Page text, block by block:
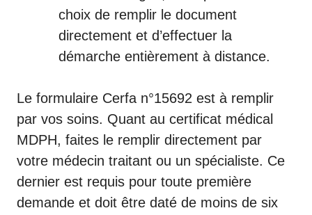
choix de remplir le document
directement et d’effectuer la
démarche entièrement à distance.
Le formulaire Cerfa n°15692 est à remplir
par vos soins. Quant au certificat médical
MDPH, faites le remplir directement par
votre médecin traitant ou un spécialiste. Ce
dernier est requis pour toute première
demande et doit être daté de moins de six